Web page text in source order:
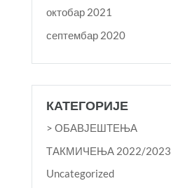
октобар 2021
септембар 2020
КАТЕГОРИЈЕ
> ОБАВЈЕШТЕЊА
TАКМИЧЕЊА 2022/2023
Uncategorized